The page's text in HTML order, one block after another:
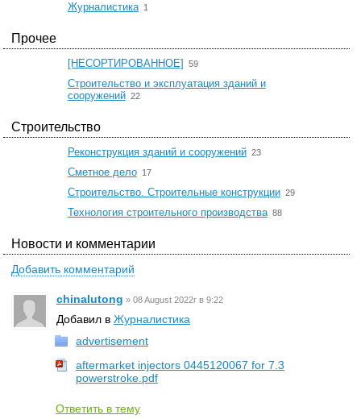
Журналистика 1
Прочее
[НЕСОРТИРОВАННОЕ] 59
Строительство и эксплуатация зданий и
сооружений 22
Строительство
Реконструкция зданий и сооружений 23
Сметное дело 17
Строительство. Строительные конструкции 29
Технология строительного производства 88
Новости и комментарии
Добавить комментарий
chinalutong » 08 August 2022г в 9:22
Добавил в Журналистика
advertisement
aftermarket injectors 0445120067 for 7.3
powerstroke.pdf
Ответить в тему